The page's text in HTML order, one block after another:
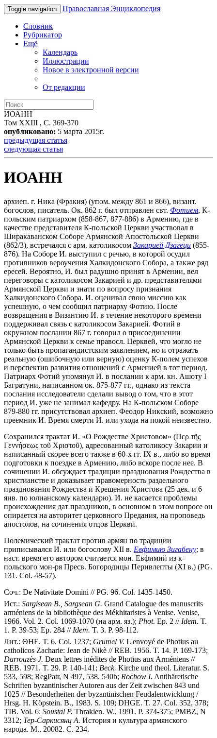
Toggle navigation Православная Энциклопедия
Словник
Рубрикатор
Ещё
Календарь
Иллюстрации
Новое в электронной версии
От редакции
ИОАНН
Том XXIII , С. 369-370
опубликовано: 5 марта 2015г.
предыдущая статья
следующая статья
ИОАНН
архиеп. г. Ника (Фракия) (упом. между 861 и 866), визант.
богослов, писатель. Ок. 862 г. был отправлен свт. Фотием, К-
польским патриархом (858-867, 877-886) в Армению, где в
качестве представителя К-польской Церкви участвовал в
Ширакаванском Соборе Армянской Апостольской Церкви
(862/3), встречался с арм. католикосом Закарией Дзагеци (855-
876). На Соборе И. выступил с речью, в которой осудил
противников вероучения Халкидонского Собора, а также ряд
ересей. Вероятно, И. был радушно принят в Армении, вел
переговоры с католикосом Закарией и др. представителями
Армянской Церкви и знати по вопросу признания
Халкидонского Собора. И. оценивал свою миссию как
успешную, о чем сообщил патриарху Фотию. После
возвращения в Византию И. в течение некоторого времени
поддерживал связь с католикосом Закарией. Фотий в
окружном послании 867 г. говорил о присоединении
Армянской Церкви к семье правосл. Церквей, что могло не
только быть пропагандистским заявлением, но и отражать
реальную (ошибочную или верную) оценку К-полем успехов
и перспектив развития отношений с Арменией в тот период.
Патриарх Фотий упомянул И. в послании к арм. кн. Ашоту I
Багратуни, написанном ок. 875-877 гг., однако из текста
послания исследователи сделали вывод о том, что в этот
период И. уже не занимал кафедру. На К-польском Соборе
879-880 гг. присутствовал архиеп. Феодор Никский, возможно
преемник И. Время смерти И. или ухода на покой неизвестно.
Сохранился трактат И. «О Рождестве Христовом» (Περ τῆς
Γεννήσεως τοῦ Χριστοῦ), адресованный католикосу Закарии и
написанный скорее всего также в 60-х гг. IX в., либо во время
подготовки к поездке в Армению, либо вскоре после нее. В
сочинении И. обсуждает традиции празднования Рождества в
христианстве и доказывает правомерность раздельного
празднования Рождества и Крещения Христова (25 дек. и 6
янв. по юлианскому календарю). И. не касается проблемы
происхождения дат праздников, в основном в этом вопросе он
опирается на авторитет церковного Предания, на проповедь
апостолов, на сочинения отцов Церкви.
Полемический трактат против армян по традиции
приписывался И. или богослову XII в. Евфимию Зигабену; в
наст. время его автором считается мон. Евфимий из к-
польского мон-ря Пресв. Богородицы Перивлепты (XI в.) (PG.
131. Col. 48-57).
Соч.: De Nativitate Domini // PG. 96. Col. 1435-1450.
Ист.: Sargisean B., Sargsean G. Grand Catalogue des manuscrits
arméniens de la bibliothèque des Mékhitaristes à Venise. Venise,
1966. Vol. 2. Col. 1069-1070 (на арм. яз.); Phot. Ep. 2 // Idem. T.
1. P. 39-53; Ep. 284 // Idem. T. 3. P. 98-112.
Лит.: ΘΗΕ. Τ. 6. Col. 1237; Grumel V. L'envoyé de Photius au
catholicos Zacharie: Jean de Nikè // REB. 1956. T. 14. P. 169-173;
Darrouzès J. Deux lettres inédites de Photius aux Arméniens //
REB. 1971. T. 29. P. 140-141; Beck. Kirche und theol. Literatur. S.
533, 598; RegPatr, N 497, 538, 540b; Rochow I. Antihäretische
Schriften byzantinischer Autoren aus der Zeit zwischen 843 und
1025 // Besonderheiten der byzantinischen Feudalentwicklung /
Hrsg. H. Köpstein. B., 1983. S. 109; DHGE. T. 27. Col. 352, 378;
TIB. Vol. 6: Soustal P. Thrakien. W., 1991. P. 374-375; PMBZ, N
3312; Тер-Саркисянц А. История и культура армянского
народа. М., 20082. С. 234.